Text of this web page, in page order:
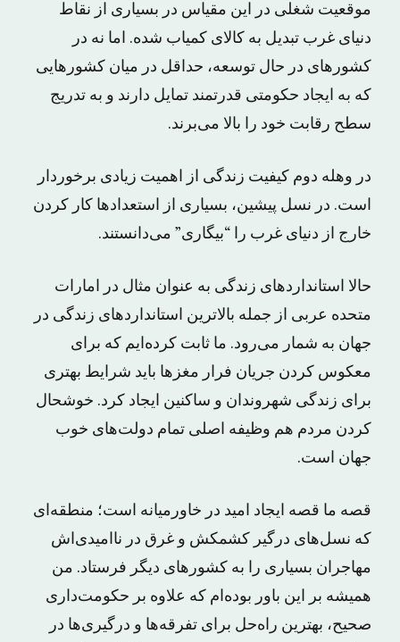
موقعیت شغلی در این مقیاس در بسیاری از نقاط
دنیای غرب تبدیل به کالای کمیاب شده. اما نه در
کشورهای در حال توسعه، حداقل در میان کشورهایی
که به ایجاد حکومتی قدرتمند تمایل دارند و به تدریج
سطح رقابت خود را بالا می‌برند.
در وهله دوم کیفیت زندگی از اهمیت زیادی برخوردار
است. در نسل پیشین، بسیاری از استعدادها کار کردن
خارج از دنیای غرب را “بیگاری” می‌دانستند.
حالا استانداردهای زندگی به عنوان مثال در امارات
متحده عربی از جمله بالاترین استانداردهای زندگی در
جهان به شمار می‌رود. ما ثابت کرده‌ایم که برای
معکوس کردن جریان فرار مغزها باید شرایط بهتری
برای زندگی شهروندان و ساکنین ایجاد کرد. خوشحال
کردن مردم هم وظیفه اصلی تمام دولت‌های خوب
جهان است.
قصه ما قصه ایجاد امید در خاورمیانه است؛ منطقه‌ای
که نسل‌های درگیر کشمکش و غرق در ناامید‌ی‌اش
مهاجران بسیاری را به کشورهای دیگر فرستاد. من
همیشه بر این باور بوده‌ام که علاوه بر حکومت‌داری
صحیح، بهترین راه‌حل برای تفرقه‌ها و درگیری‌ها در